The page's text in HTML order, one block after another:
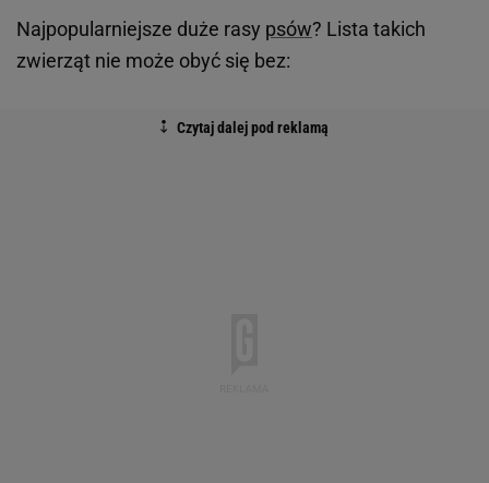
Najpopularniejsze duże rasy psów? Lista takich
zwierząt nie może obyć się bez: